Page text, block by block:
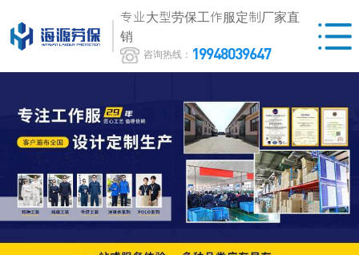
专业大型劳保工作服定制厂家直
销
咨询热线： 19948039647